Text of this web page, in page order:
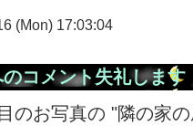
(Mon) 17:03:04
コメント失礼します
のお写真の "隣の家